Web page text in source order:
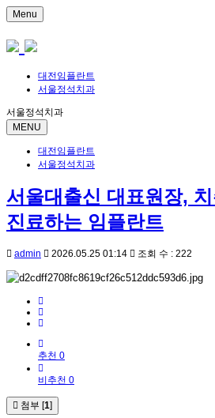
Menu
대전임플란트
서울정석치과
서울정석치과
MENU
대전임플란트
서울정석치과
서울대출신 대표원장,
진료하는 임플란트
admin 2026.05.25 01:14 조회 수 : 222
추천 0
비추천 0
첨부 [1]